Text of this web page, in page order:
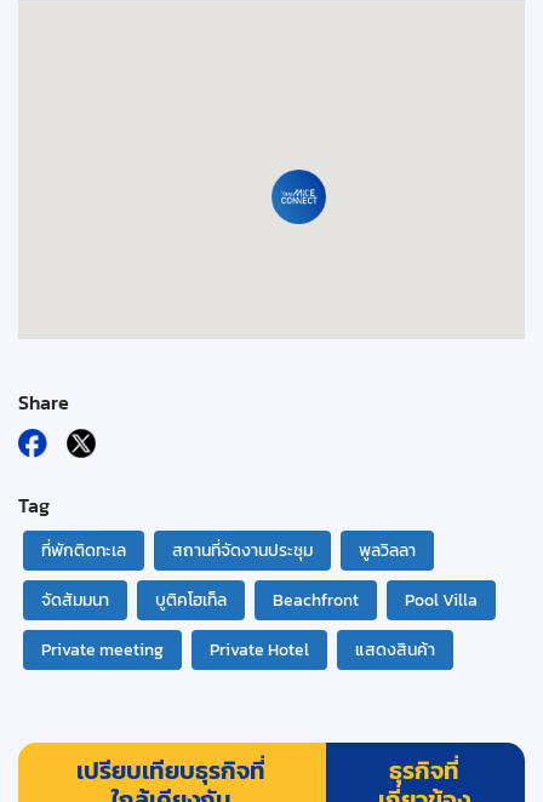
Share
Tag
ที่พักติดทะเล สถานที่จัดงานประชุม
พูลวิลลา
จัดสัมมนา
บูติคโฮเท็ล Beachfront
Pool Villa
Private meeting
Private Hotel แสดงสินค้า
เปรียบเทียบธุรกิจที่
ธุรกิจที่